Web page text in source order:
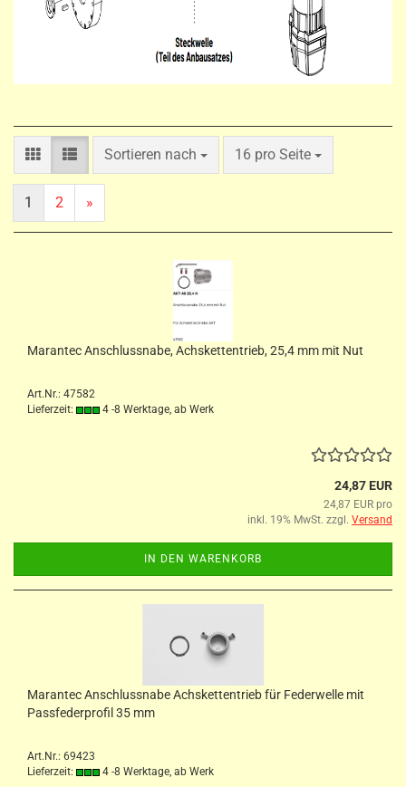
Sortieren nach
Sortieren nach 16 pro Seite
pro Seite
1 2 »
Marantec Anschlussnabe, Achskettentrieb, 25,4 mm mit Nut
Art.Nr.: 47582
Lieferzeit:
4 -8 Werktage, ab Werk
24,87 EUR
24,87 EUR pro
inkl. 19% MwSt. zzgl. Versand
IN DEN WARENKORB
Marantec Anschlussnabe Achskettentrieb für Federwelle mit
Passfederprofil 35 mm
Art.Nr.: 69423
Lieferzeit:
4 -8 Werktage, ab Werk